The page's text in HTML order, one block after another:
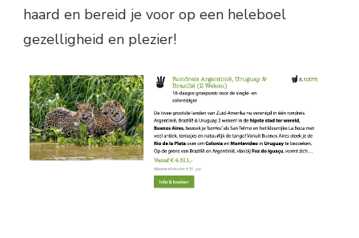
haard en bereid je voor op een heleboel
gezelligheid en plezier!